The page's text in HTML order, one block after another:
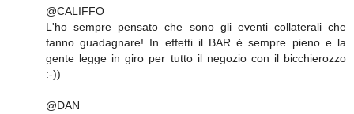
@CALIFFO
L'ho sempre pensato che sono gli eventi collaterali che
fanno guadagnare! In effetti il BAR è sempre pieno e la
gente legge in giro per tutto il negozio con il bicchierozzo
:-))
@DAN